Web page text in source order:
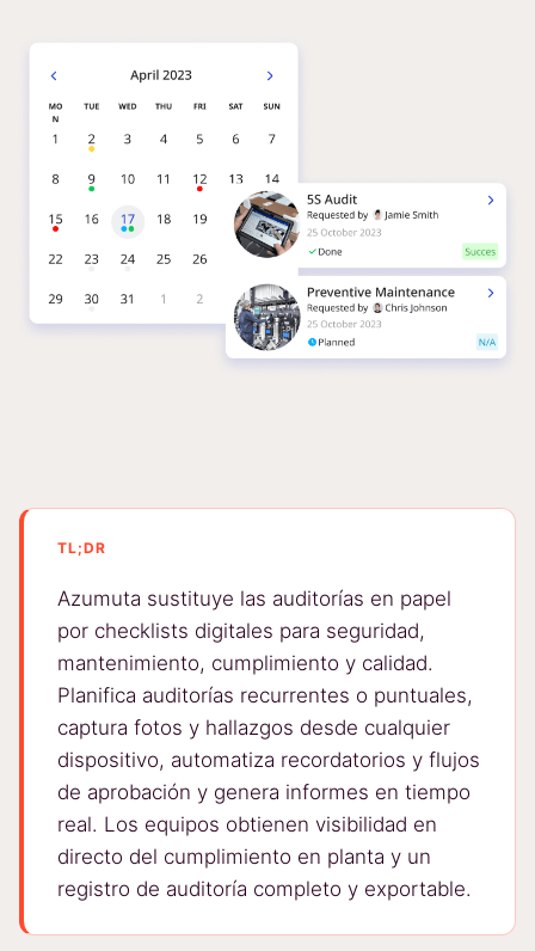
TL;DR
Azumuta sustituye las auditorías en papel
por checklists digitales para seguridad,
mantenimiento, cumplimiento y calidad.
Planifica auditorías recurrentes o puntuales,
captura fotos y hallazgos desde cualquier
dispositivo, automatiza recordatorios y flujos
de aprobación y genera informes en tiempo
real. Los equipos obtienen visibilidad en
directo del cumplimiento en planta y un
registro de auditoría completo y exportable.